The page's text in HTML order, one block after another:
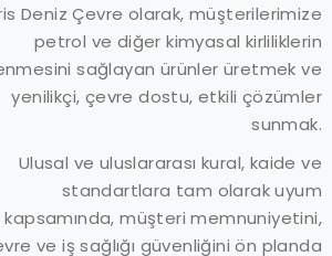
Grupları
Malzemeler
Döküntü Kitleri
Pompalar
Güvenlik Ekipmanları
Pnömatik
Site Linkleri
Hakkımızda
İletişim
Referanslar
Ürünler
Medya Galeri
Teklif Formu
Deniz Çevre olarak, müşterilerimize
petrol ve diğer kimyasal kirliliklerin
sağlayan ürünler üretmek ve
yenilikçi, çevre dostu, etkili çözümler
sunmak.
Ulusal ve uluslararası kural, kaide ve
standartlara tam olarak uyum
kapsamında, müşteri memnuniyetini,
ve iş sağlığı güvenliğini ön planda